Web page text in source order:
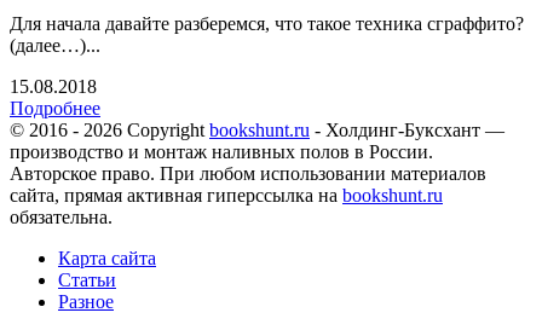
Для начала давайте разберемся, что такое техника сграффито?
(далее…)...
15.08.2018
Подробнее
© 2016 - 2026 Copyright bookshunt.ru - Холдинг-Буксхант —
производство и монтаж наливных полов в России.
Авторское право. При любом использовании материалов
сайта, прямая активная гиперссылка на bookshunt.ru
обязательна.
Карта сайта
Статьи
Разное